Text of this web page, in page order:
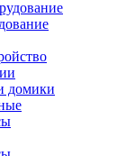
домики